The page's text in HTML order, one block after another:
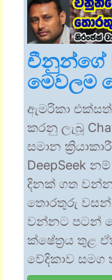
චීනුන්ගේ
මෙවලම
ඇමරිකා එක්සත්
කරනු ලැබූ
සමාන
DeepSeek
දිනක් ගත
තොරතුරු වසන්
වන්නට පටන්
ක්ෂේත්‍රය තුළ
වේදිකාව සමග